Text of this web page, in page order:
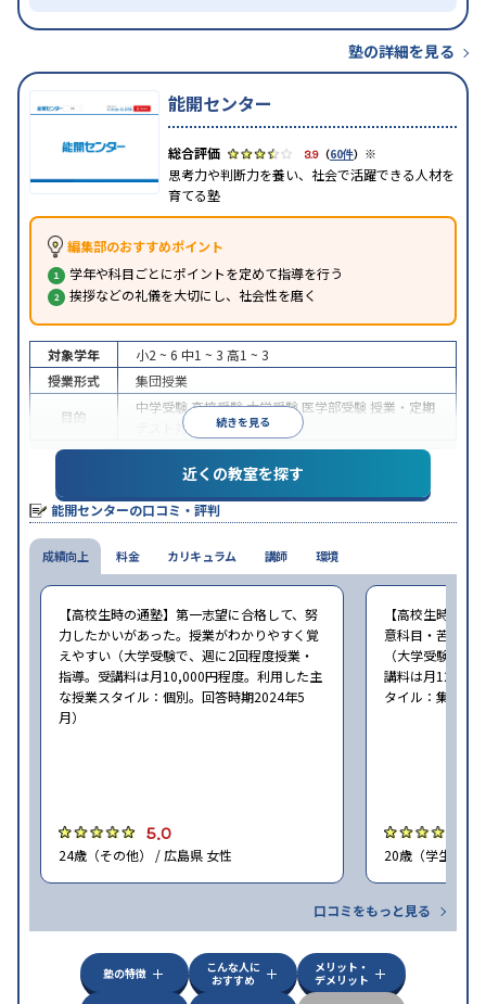
塾の詳細を見る
能開センター
3.9 （60件） ※
思考力や判断力を養い、社会で活躍できる人材を
育てる塾
編集部のおすすめポイント
学年や科目ごとにポイントを定めて指導を行う
挨拶などの礼儀を大切にし、社会性を磨く
続きを見る
対象学年 小2 ~ 6 中1 ~ 3 高1 ~ 3
授業形式
集団授業
目的
中学受験高校受験大学受験 医学部受験 授業・定期
テスト対策
※2023年10月調査。小学校高学年の集団塾アンケート調査方法を参照
近くの教室を探す
能開センターの口コミ・評判
成績向上
【高校生時の通塾】第一志望に合格して、努
力したかいがあった。授業がわかりやすく覚
えやすい（大学受験で、週に2回程度授業・
指導。受講料は月10,000円程度。利用した主
な授業スタイル：個別。回答時期2024年5
月）
5.0
24歳（その他） / 広島県 女性
【高校生時の通
意科目・苦手科
（大学受験で、
講料は月12,000
タイル：集団。
20歳（学生） /
口コミをもっと見る
料金 カリキュラム 講師 環境
塾の特徴
こんな人に
おすすめ
メリット・
デメリット